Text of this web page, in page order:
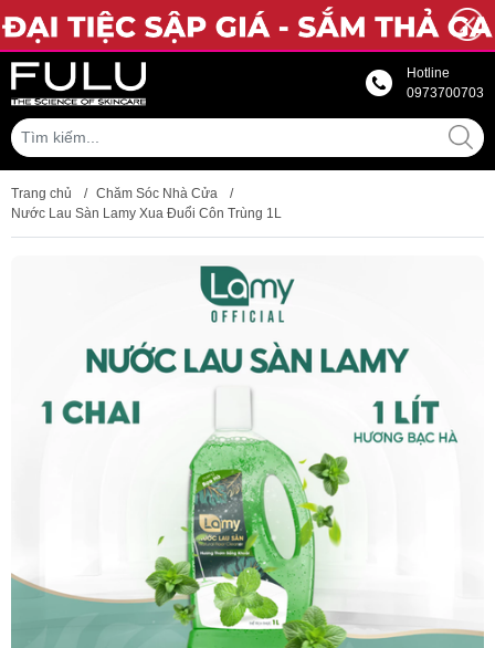
Hotline
0973700703
Trang chủ / Chăm Sóc Nhà Cửa
/
Nước Lau Sàn Lamy Xua Đuổi Côn Trùng 1L